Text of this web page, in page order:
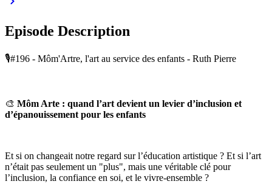
Episode Description
🎙#196 - Môm'Artre, l'art au service des enfants - Ruth Pierre
🎨 Môm Arte : quand l’art devient un levier d’inclusion et
d’épanouissement pour les enfants
Et si on changeait notre regard sur l’éducation artistique ? Et si l’art
n’était pas seulement un "plus", mais une véritable clé pour
l’inclusion, la confiance en soi, et le vivre-ensemble ?